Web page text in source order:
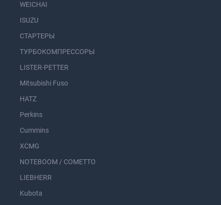
WEICHAI
ISUZU
СТАРТЕРЫ
ТУРБОКОМПРЕССОРЫ
LISTER-PETTER
Mitsubishi Fuso
HATZ
Perkins
Cummins
XCMG
NOTEBOOM / COMETTO
LIEBHERR
Kubota